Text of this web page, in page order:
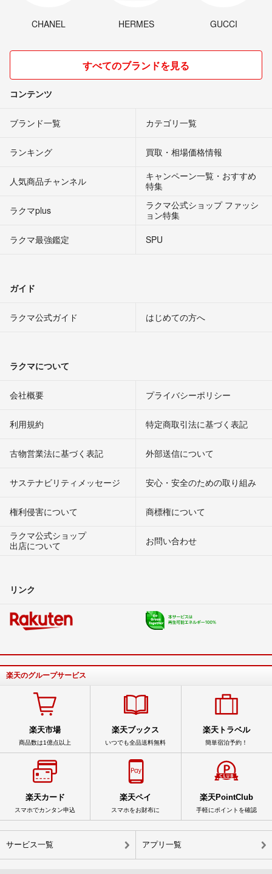
CHANEL HERMES GUCCI
すべてのブランドを見る
コンテンツ
ブランド一覧 カテゴリ一覧
ランキング 買取・相場価格情報
人気商品チャンネル
キャンペーン一覧・おすすめ
特集
ラクマplus
ラクマ公式ショップ ファッシ
ョン特集
ラクマ最強鑑定
SPU
ガイド
ラクマ公式ガイド はじめての方へ
ラクマについて
会社概要 プライバシーポリシー
利用規約 特定商取引法に基づく表記
古物営業法に基づく表記 外部送信について
サステナビリティメッセージ 安心・安全のための取り組み
権利侵害について
商標権について
ラクマ公式ショップ
出店について
お問い合わせ
リンク
楽天のグループサービス
楽天市場
商品数は1億点以上
楽天ブックス
いつでも全品送料無料
楽天トラベル
簡単宿泊予約！
楽天カード
スマホでカンタン申込
楽天ペイ
スマホをお財布に
楽天PointClub
手軽にポイントを確認
サービス一覧 アプリ一覧